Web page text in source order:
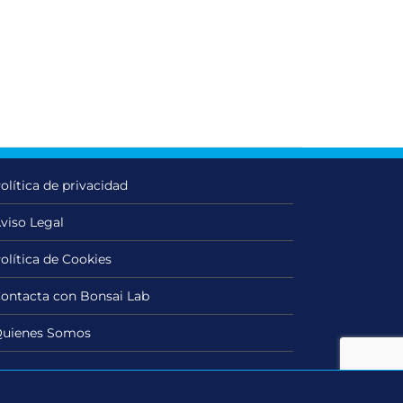
de privacidad
Legal
de Cookies
con Bonsai Lab
Somos